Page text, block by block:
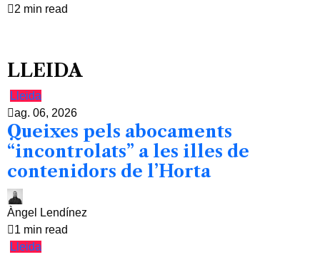
2 min read
LLEIDA
Lleida
ag. 06, 2026
Queixes pels abocaments
“incontrolats” a les illes de
contenidors de l’Horta
Àngel Lendínez
1 min read
Lleida